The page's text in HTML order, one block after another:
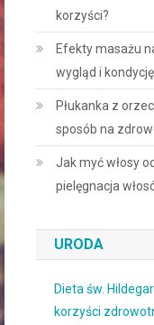
korzyści?
Efekty masażu
wygląd i
Płukanka z
sposób na
Jak myć włosy
pielęgnacja
URODA
Dieta św.
korzyści